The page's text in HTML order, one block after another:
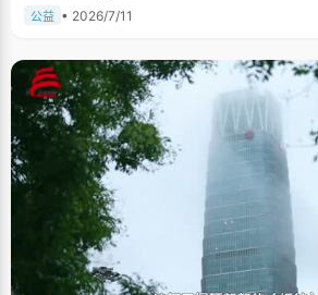
公益 • 2026/7/11